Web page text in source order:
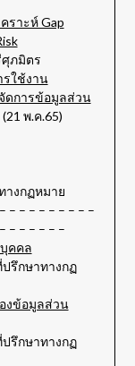
ราะห์ Gap
ภมิตร
รใช้งาน
ดการข้อมูลส่วน
พ.ค.65)
างกฏหมาย
– – – – – – – – –
– – – – – –
คคล
ปรึกษาทางกฏ
งข้อมูลส่วน
ปรึกษาทางกฏ